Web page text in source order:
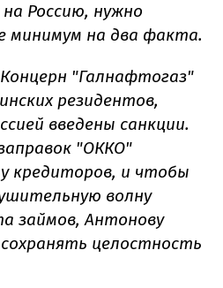
Россию, нужно
минимум на два факта.
"Галнафтогаз"
резидентов,
введены санкции.
"ОККО"
кредиторов, и чтобы
волну
займов, Антонову
целостность